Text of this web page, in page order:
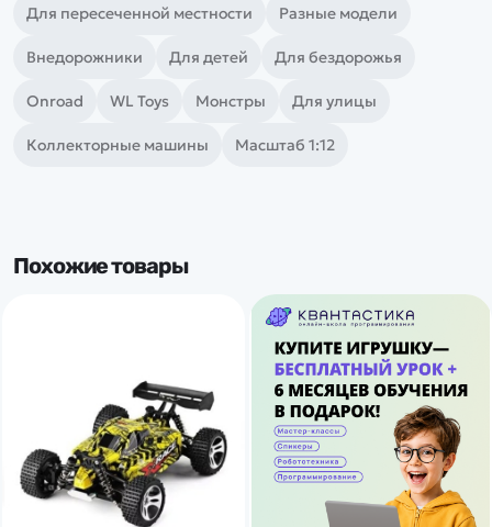
Для пересеченной местности Разные модели
Внедорожники Для детей Для бездорожья
Onroad WL Toys Монстры Для улицы
Коллекторные машины Масштаб 1:12
Похожие товары